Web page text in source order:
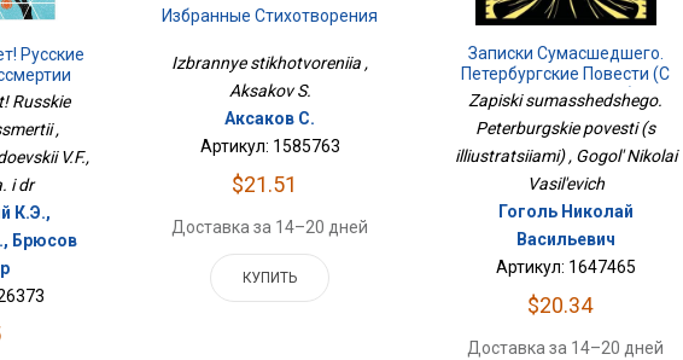
Русские
Russkie
,
V.F.,
i dr
К.Э.,
Брюсов
Избранные Стихотворения
Izbrannye stikhotvoreniia ,
Aksakov S.
Аксаков С.
Артикул: 1585763
$21.51
Доставка за 14–20 дней
КУПИТЬ
Записки Сумасшедшего.
Петербургские Повести (с
Иллюстрациями)
Zapiski sumasshedshego.
Peterburgskie povesti (s
illiustratsiiami) , Gogol' Nikolai
Vasil'evich
Гоголь Николай
Васильевич
Артикул: 1647465
$20.34
Доставка за 14–20 дней